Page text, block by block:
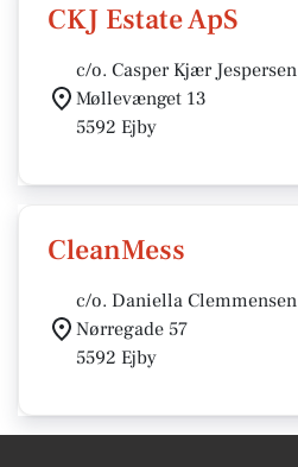
CKJ Estate ApS
c/o. Casper Kjær Jespersen
Møllevænget 13
5592 Ejby
CleanMess
c/o. Daniella Clemmensen
Nørregade 57
5592 Ejby